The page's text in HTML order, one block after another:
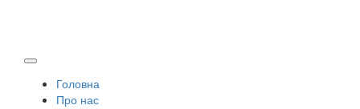
Головна
Про нас